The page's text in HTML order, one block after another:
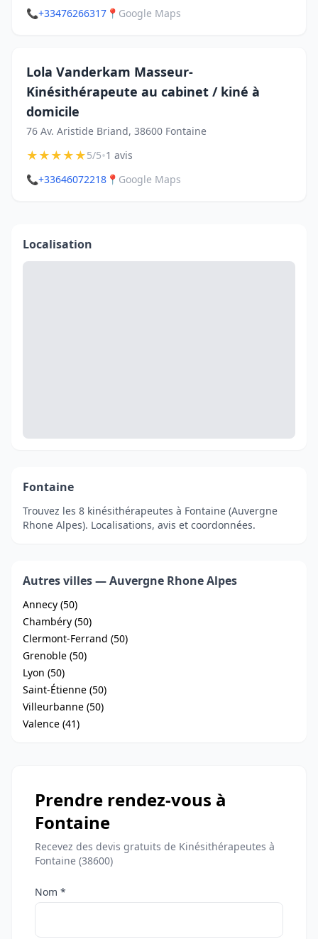
📞+33476266317 📍 Google Maps
Lola Vanderkam Masseur-
Kinésithérapeute au cabinet / kiné à
domicile
76 Av. Aristide Briand, 38600 Fontaine
★★★★★5/5•1 avis
📞+33646072218 📍 Google Maps
Localisation
Fontaine
Trouvez les 8 kinésithérapeutes à Fontaine (Auvergne
Rhone Alpes). Localisations, avis et coordonnées.
Autres villes — Auvergne Rhone Alpes
Annecy (50)
Chambéry (50)
Clermont-Ferrand (50)
Grenoble (50)
Lyon (50)
Saint-Étienne (50)
Villeurbanne (50)
Valence (41)
Prendre rendez-vous à
Fontaine
Recevez des devis gratuits de Kinésithérapeutes à
Fontaine (38600)
Nom *